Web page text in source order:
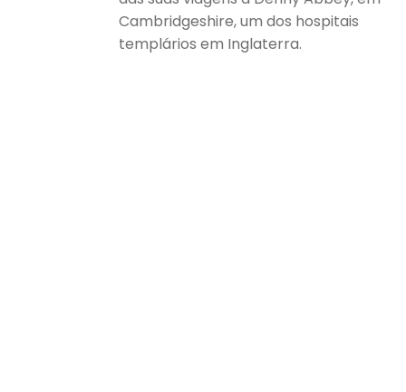
Cambridgeshire, um dos hospitais
templários em Inglaterra.